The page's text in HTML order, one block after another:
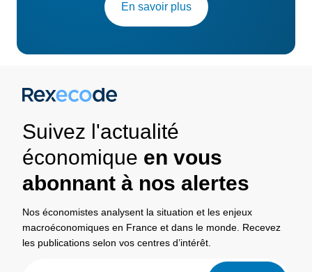
En savoir plus
Suivez l'actualité
économique en vous
abonnant à nos alertes
Nos économistes analysent la situation et les enjeux
macroéconomiques en France et dans le monde. Recevez
les publications selon vos centres d’intérêt.